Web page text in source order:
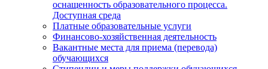
оснащенность образовательного процесса.
Доступная среда
Платные образовательные услуги
Финансово-хозяйственная деятельность
Вакантные места для приема (перевода)
обучающихся